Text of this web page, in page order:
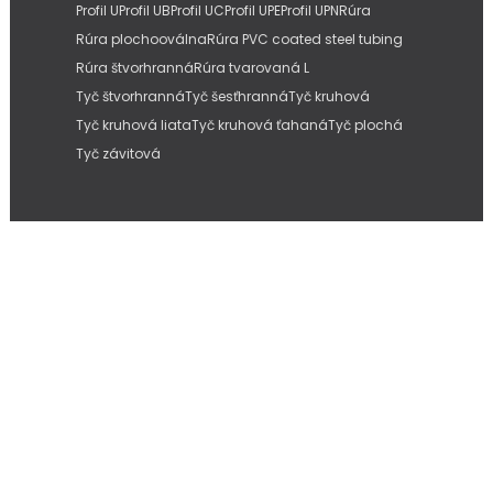
Profil UProfil UBProfil UCProfil UPEProfil UPNRúra
Rúra plochooválnaRúra PVC coated steel tubing
Rúra štvorhrannáRúra tvarovaná L
Tyč štvorhrannáTyč šesťhrannáTyč kruhová
Tyč kruhová liataTyč kruhová ťahanáTyč plochá
Tyč závitová